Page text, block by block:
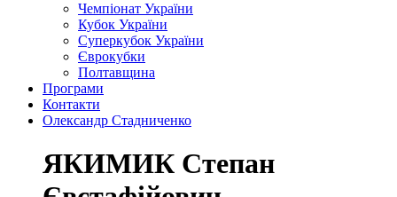
Чемпіонат України
Кубок України
Суперкубок України
Єврокубки
Полтавщина
Програми
Контакти
Олександр Стадниченко
ЯКИМИК Степан